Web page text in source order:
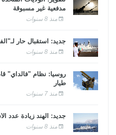
مدفعية غير مسبوقة
منذ 8 سنوات
جديد: استقبال حار
منذ 8 سنوات
روسيا: نظام "فالداي"
طيار
منذ 7 سنوات
جديد: الهند زيادة عدد
منذ 8 سنوات